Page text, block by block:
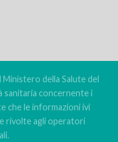
Ministero della Salute del
sanitaria concernente i
che le informazioni ivi
rivolte agli operatori